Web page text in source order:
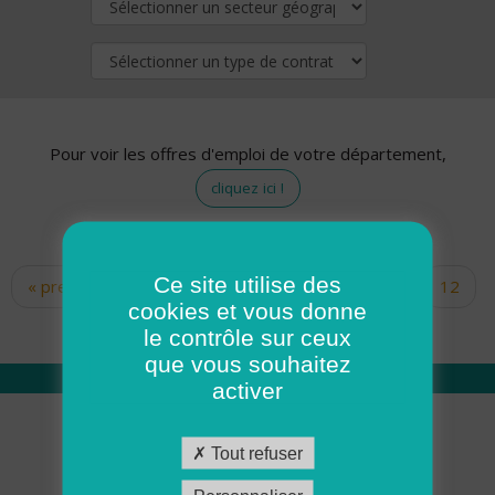
Pour voir les offres d'emploi de votre département,
cliquez ici !
Pages
« premier ‹ précédent … 10
12
14 15 16 17
Qui sommes nous
Académie ADMR
Ce site utilise des
cookies et vous donne
le contrôle sur ceux
que vous souhaitez
activer
Tout refuser